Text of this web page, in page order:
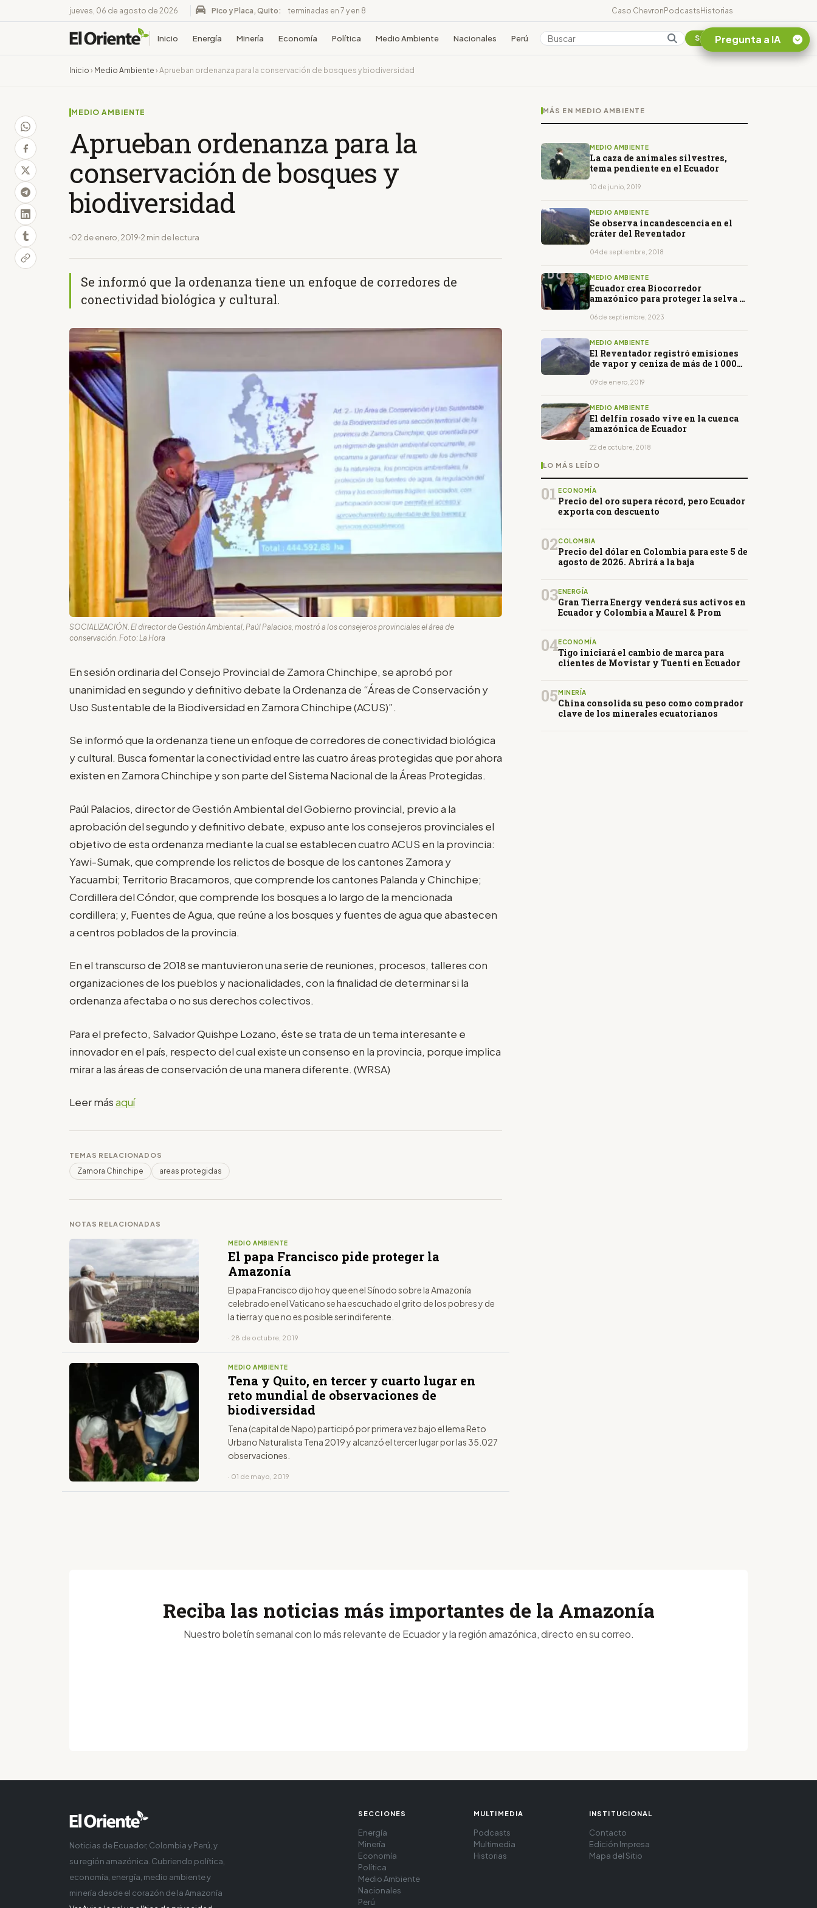
jueves, 06 de agosto de 2026 Pico y Placa, Quito: terminadas en 7 y en 8 Caso ChevronPodcastsHistorias
Inicio Energía Minería Economía Política Medio Ambiente Nacionales Perú Colombia Suscribirse
Inicio › Medio Ambiente › Aprueban ordenanza para la conservación de bosques y biodiversidad
MEDIO AMBIENTE
Aprueban ordenanza para la
conservación de bosques y
biodiversidad
02 de enero, 2019 2 min de lectura
Se informó que la ordenanza tiene un enfoque de corredores de
conectividad biológica y cultural.
SOCIALIZACIÓN. El director de Gestión Ambiental, Paúl Palacios, mostró a los consejeros provinciales el área de
conservación. Foto: La Hora
En sesión ordinaria del Consejo Provincial de Zamora Chinchipe, se aprobó por
unanimidad en segundo y definitivo debate la Ordenanza de “Áreas de Conservación y
Uso Sustentable de la Biodiversidad en Zamora Chinchipe (ACUS)”.
Se informó que la ordenanza tiene un enfoque de corredores de conectividad biológica
y cultural. Busca fomentar la conectividad entre las cuatro áreas protegidas que por ahora
existen en Zamora Chinchipe y son parte del Sistema Nacional de la Áreas Protegidas.
Paúl Palacios, director de Gestión Ambiental del Gobierno provincial, previo a la
aprobación del segundo y definitivo debate, expuso ante los consejeros provinciales el
objetivo de esta ordenanza mediante la cual se establecen cuatro ACUS en la provincia:
Yawi-Sumak, que comprende los relictos de bosque de los cantones Zamora y
Yacuambi; Territorio Bracamoros, que comprende los cantones Palanda y Chinchipe;
Cordillera del Cóndor, que comprende los bosques a lo largo de la mencionada
cordillera; y, Fuentes de Agua, que reúne a los bosques y fuentes de agua que abastecen
a centros poblados de la provincia.
En el transcurso de 2018 se mantuvieron una serie de reuniones, procesos, talleres con
organizaciones de los pueblos y nacionalidades, con la finalidad de determinar si la
ordenanza afectaba o no sus derechos colectivos.
Para el prefecto, Salvador Quishpe Lozano, éste se trata de un tema interesante e
innovador en el país, respecto del cual existe un consenso en la provincia, porque implica
mirar a las áreas de conservación de una manera diferente. (WRSA)
Leer másaquí
TEMAS RELACIONADOS
Zamora Chinchipe areas protegidas
NOTAS RELACIONADAS
MEDIO AMBIENTE
El papa Francisco pide proteger la
Amazonía
El papa Francisco dijo hoy que en el Sínodo sobre la Amazonía
celebrado en el Vaticano se ha escuchado el grito de los pobres y de
la tierra y que no es posible ser indiferente.
· 28 de octubre, 2019
MEDIO AMBIENTE
Tena y Quito, en tercer y cuarto lugar en
reto mundial de observaciones de
biodiversidad
Tena (capital de Napo) participó por primera vez bajo el lema Reto
Urbano Naturalista Tena 2019 y alcanzó el tercer lugar por las 35.027
observaciones.
· 01 de mayo, 2019
MÁS EN MEDIO AMBIENTE
MEDIO AMBIENTE
La caza de animales silvestres,
tema pendiente en el Ecuador
10 de junio, 2019
MEDIO AMBIENTE
Se observa incandescencia en el
cráter del Reventador
04 de septiembre, 2018
MEDIO AMBIENTE
Ecuador crea Biocorredor
amazónico para proteger la selva y
06 de septiembre, 2023
MEDIO AMBIENTE
El Reventador registró emisiones
de vapor y ceniza de más de 1 000
09 de enero, 2019
MEDIO AMBIENTE
El delfín rosado vive en la cuenca
amazónica de Ecuador
22 de octubre, 2018
LO MÁS LEÍDO
01 ECONOMÍA
Precio del oro supera récord, pero Ecuador
exporta con descuento
02COLOMBIA
Precio del dólar en Colombia para este 5 de
agosto de 2026. Abrirá a la baja
03ENERGÍA
Gran Tierra Energy venderá sus activos en
Ecuador y Colombia a Maurel & Prom
04ECONOMÍA
Tigo iniciará el cambio de marca para
clientes de Movistar y Tuenti en Ecuador
05 MINERÍA
China consolida su peso como comprador
clave de los minerales ecuatorianos
Pregunta a IA
Reciba las noticias más importantes de la Amazonía
Nuestro boletín semanal con lo más relevante de Ecuador y la región amazónica, directo en su correo.
Noticias de Ecuador, Colombia y Perú, y
su región amazónica. Cubriendo política,
economía, energía, medio ambiente y
minería desde el corazón de la Amazonía
SECCIONES
Energía
Minería
Economía
Política
Medio Ambiente
Nacionales
Perú
MULTIMEDIA
Podcasts
Multimedia
Historias
INSTITUCIONAL
Contacto
Edición Impresa
Mapa del Sitio